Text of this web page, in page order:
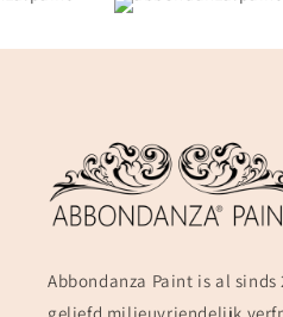
Abbondanza Paint is al sinds